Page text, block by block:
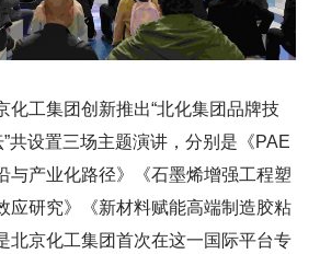
化工集团创新推出“北化集团品牌技
”共设置三场主题演讲，分别是《PAE
与产业化路径》《石墨烯增强工程塑
应研究》《新材料赋能高端制造胶粘
北京化工集团首次在这一国际平台专